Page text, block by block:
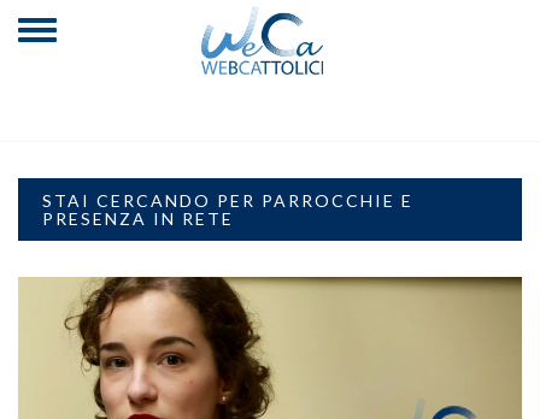
STAI CERCANDO PER PARROCCHIE E
PRESENZA IN RETE